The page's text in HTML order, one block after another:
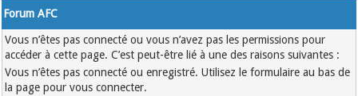
Forum AFC
Vous n’êtes pas connecté ou vous n’avez pas les permissions pour
accéder à cette page. C’est peut-être lié à une des raisons suivantes :
Vous n’êtes pas connecté ou enregistré. Utilisez le formulaire au bas de
la page pour vous connecter.